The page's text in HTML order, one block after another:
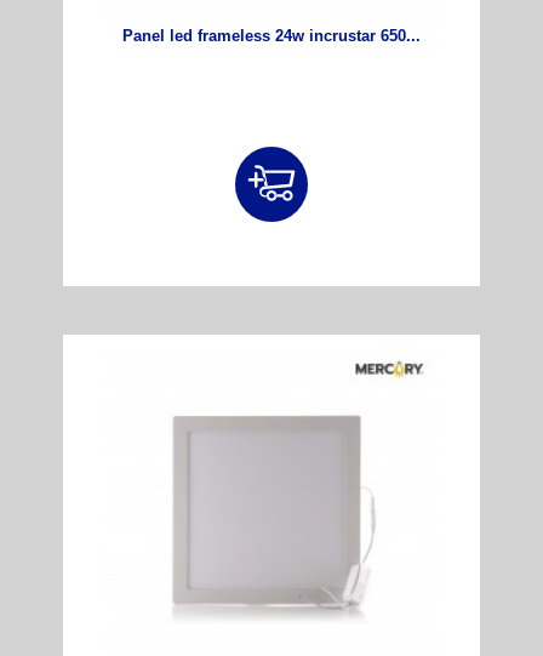
Panel led frameless 24w incrustar 650...